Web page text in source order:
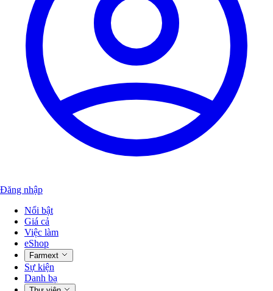
Đăng nhập
Nổi bật
Giá cả
Việc làm
eShop
Farmext
Sự kiện
Danh bạ